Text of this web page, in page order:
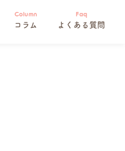
コラム よくある質問